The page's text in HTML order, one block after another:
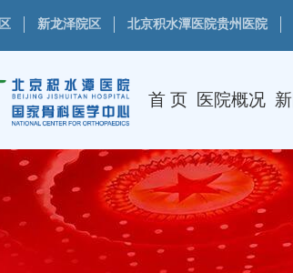
新龙泽院区 北京积水潭医院贵州医院
首 页 医院概况